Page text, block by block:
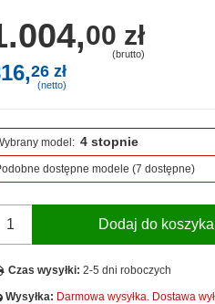
00 zł
(brutto)
26 zł
(netto)
model: 4 stopnie
dostępne modele (7 dostępne)
Dodaj do koszyka
Czas wysyłki: 2-5 dni roboczych
Wysyłka: Darmowa wysyłka. Dostawa